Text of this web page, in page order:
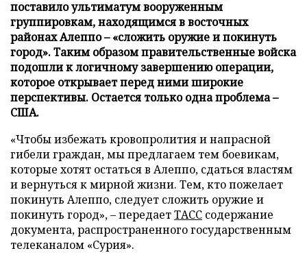
поставило ультиматум вооруженным
группировкам, находящимся в восточных
районах Алеппо – «сложить оружие и покинуть
город». Таким образом правительственные войска
подошли к логичному завершению операции,
которое открывает перед ними широкие
перспективы. Остается только одна проблема –
США.
«Чтобы избежать кровопролития и напрасной
гибели граждан, мы предлагаем тем боевикам,
которые хотят остаться в Алеппо, сдаться властям
и вернуться к мирной жизни. Тем, кто пожелает
покинуть Алеппо, следует сложить оружие и
покинуть город», – передаетТАСС содержание
документа, распространенного государственным
телеканалом «Сурия».